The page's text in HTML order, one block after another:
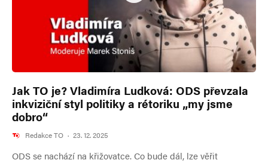
Jak TO je? Vladimíra Ludková: ODS převzala
inkviziční styl politiky a rétoriku „my jsme
dobro“
Redakce TO · 23. 12. 2025
ODS se nachází na křižovatce. Co bude dál, lze věřit